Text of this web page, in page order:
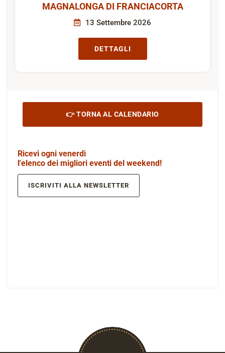
MAGNALONGA DI FRANCIACORTA
13 Settembre 2026
DETTAGLI
👉 TORNA AL CALENDARIO
Ricevi ogni venerdì
l'elenco dei migliori eventi del weekend!
ISCRIVITI ALLA NEWSLETTER